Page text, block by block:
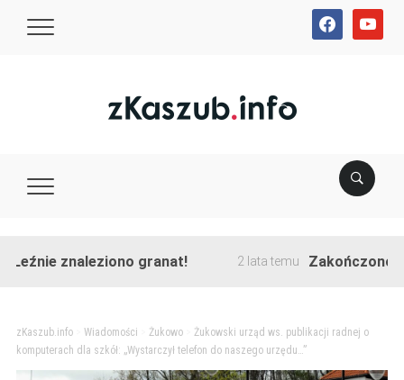
facebookyoutube
znaleziono granat! 2 lata temu Zakończono
zKaszub.info> Wiadomości Żukowo> Żukowski urząd ws. publikacji radnej o
komputerach dla szkół: „Wystarczył telefon do naszego urzędu…”